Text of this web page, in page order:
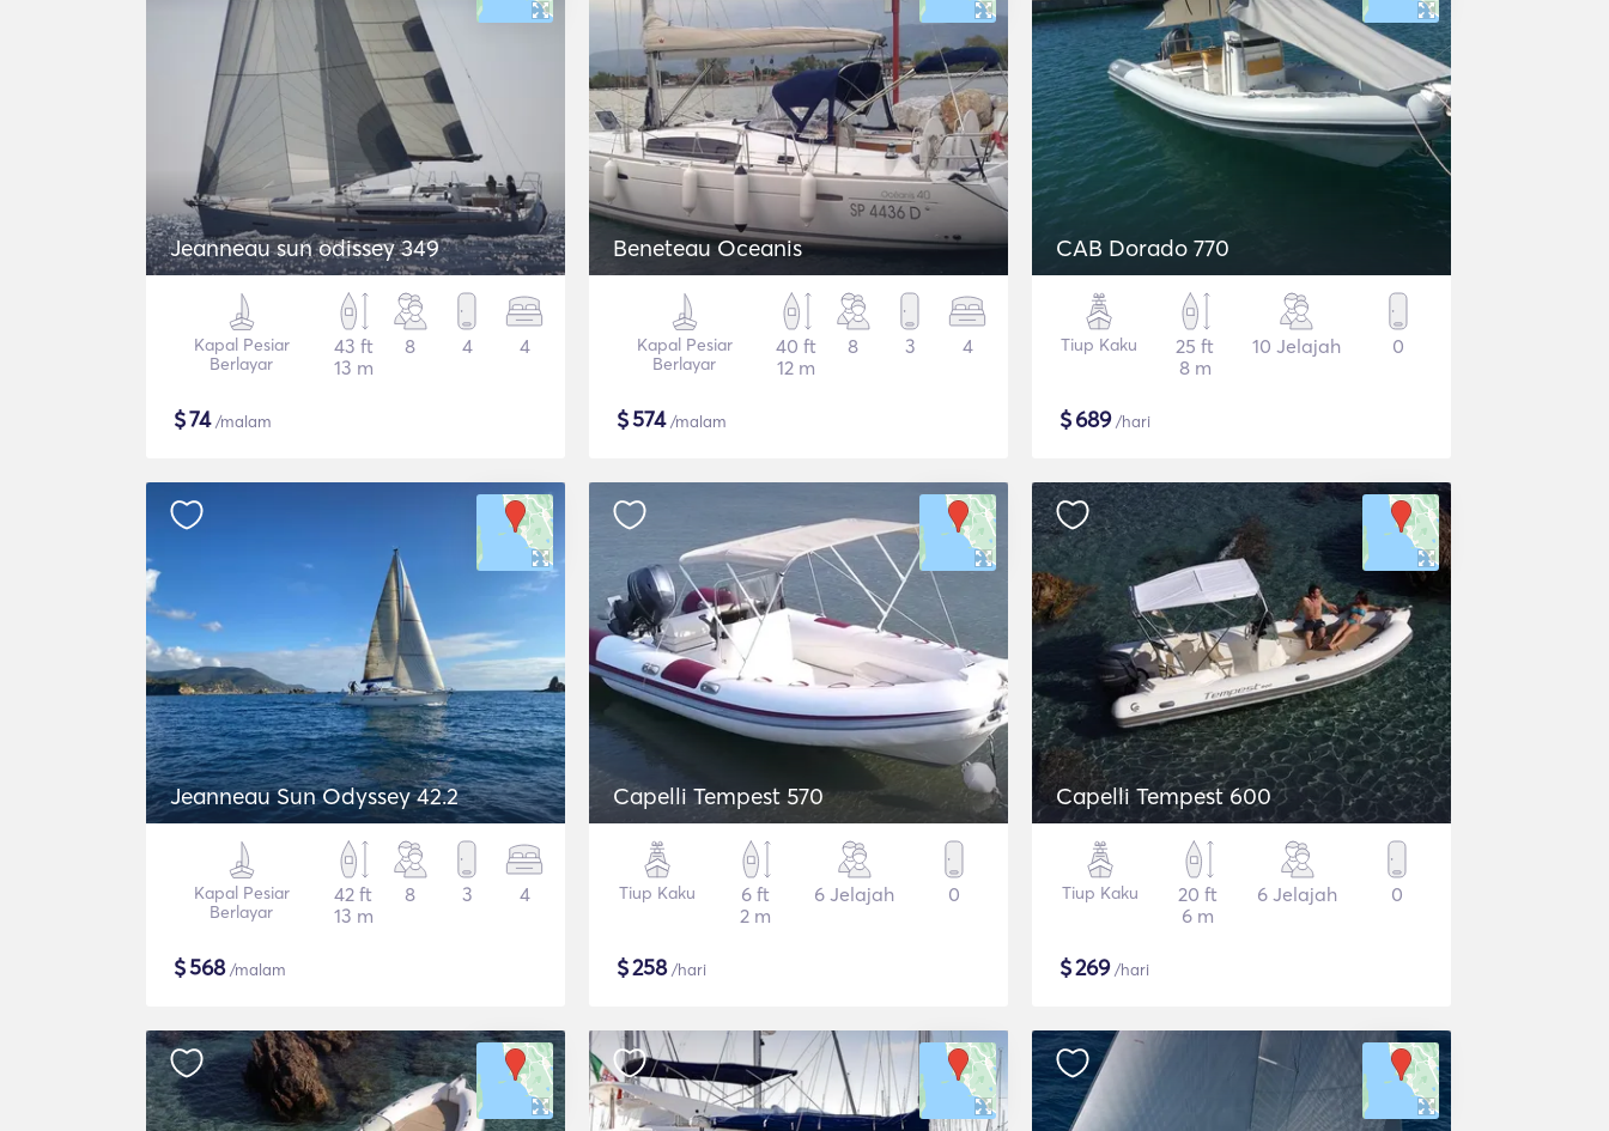
Jeanneau sun odissey 349
Kapal Pesiar
Berlayar
43 ft
13 m
8 4 4
$74/malam
Beneteau Oceanis
Kapal Pesiar
Berlayar
40 ft
12 m
8 3 4
$574/malam
CAB Dorado 770
Tiup Kaku
25 ft
8 m
10 Jelajah 0
$689/hari
Jeanneau Sun Odyssey 42.2
Kapal Pesiar
Berlayar
42 ft
13 m
8 3 4
$568/malam
Capelli Tempest 570
Tiup Kaku
6 ft
2 m
6 Jelajah 0
$258/hari
Capelli Tempest 600
Tiup Kaku
20 ft
6 m
6 Jelajah 0
$269/hari